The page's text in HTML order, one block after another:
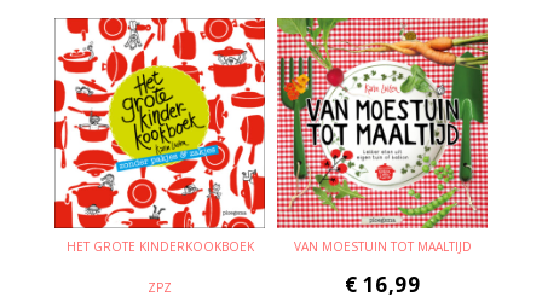
HET GROTE KINDERKOOKBOEK
ZPZ
VAN MOESTUIN TOT MAALTIJD
€ 16,99